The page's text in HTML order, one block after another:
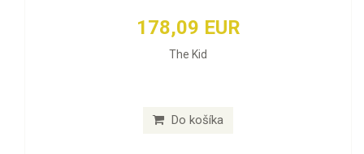
178,09 EUR
The Kid
Do košíka